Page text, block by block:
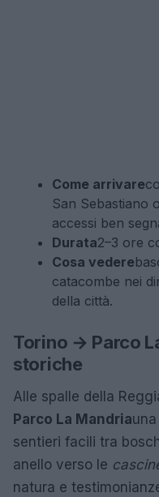
Come arrivare
San Sebastiano
accessi ben
Durata2–3 ore
Cosa vedere
catacombe nei
della città.
Torino → Parco
storiche
Alle spalle della
Parco La Mandria
sentieri facili tra
anello verso le
natura e